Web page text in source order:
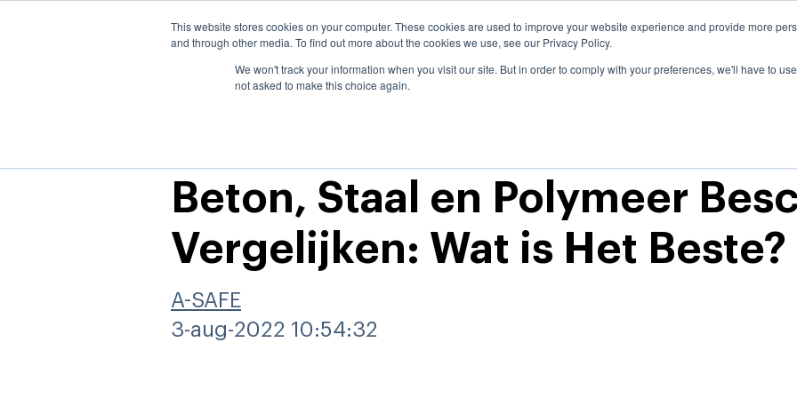
This website stores cookies on your computer. These cookies are used to improve your website experience and provide more
and through other media. To find out more about the cookies we use, see our Privacy Policy.
We won't track your information when you visit our site. But in order to comply with your preferences, we'll have to
not asked to make this choice again.
Veiligheidsoplossingen
Wat wilt u beschermen?
werkzaam?
Pedestrian
Define walkways,
Over onze producten
Ons wetenschappelijk
onderscheid
Kunststof vs Staal
Standards
compliance
Services
Consult en bezoek op
locatie
Installatie
Site survey
Our in-depth site survey enables us
Ons verhaal
The Hidden Cost
With our pioneering safety
Brochures en
Case studies
Explore our safety projects. A-SAFE
Australia
Belgique
México
Middle East
Beton, Staal en Polymeer
Vergelijken: Wat is Het Beste?
A-SAFE
3-aug-2022 10:54:32